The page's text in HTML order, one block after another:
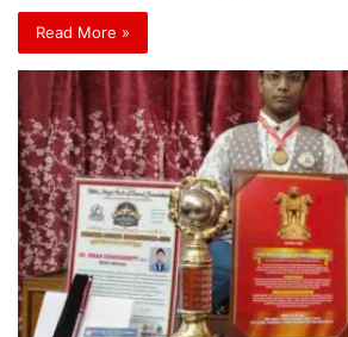
Read More »